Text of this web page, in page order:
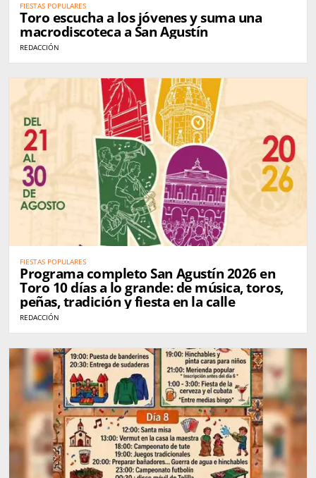
FIESTAS POPULARES
Toro escucha a los jóvenes y suma una
macrodiscoteca a San Agustín
REDACCIÓN
FIESTAS POPULARES
Programa completo San Agustín 2026 en
Toro 10 días a lo grande: de música, toros,
peñas, tradición y fiesta en la calle
REDACCIÓN